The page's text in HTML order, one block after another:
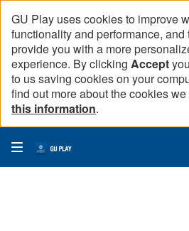
GU Play uses cookies to improve
functionality and performance, and
provide you with a more
experience. By clicking Accept
to us saving cookies on your
find out more about the cookies
this information.